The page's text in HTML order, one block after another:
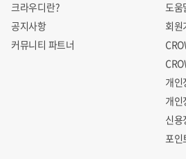
크라우디란?
공지사항
커뮤니티 파트너
도움
회원
개인
개인
신용
포인